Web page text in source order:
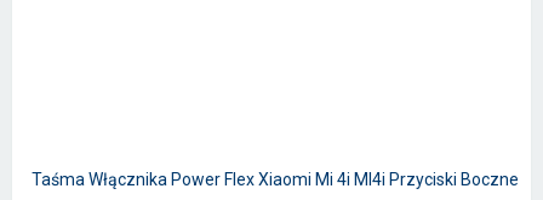
Taśma Włącznika Power Flex Xiaomi Mi 4i MI4i Przyciski Boczne